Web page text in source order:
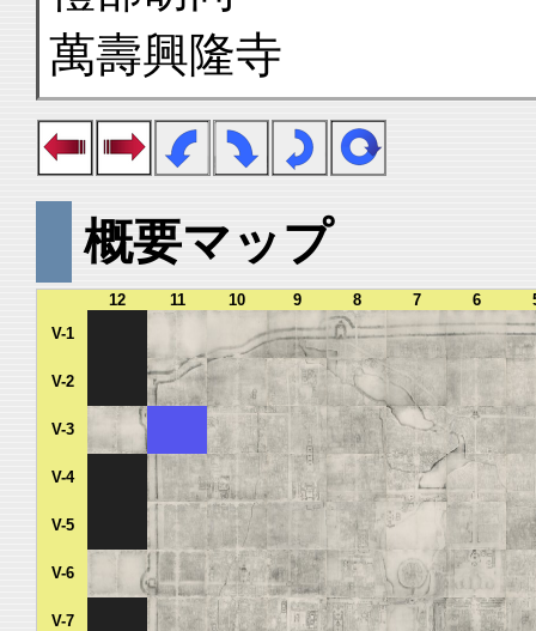
萬壽興隆寺
概要マップ
12 11 10 9 8 7 6
V-1
V-2
V-3
V-4
V-5
V-6
V-7